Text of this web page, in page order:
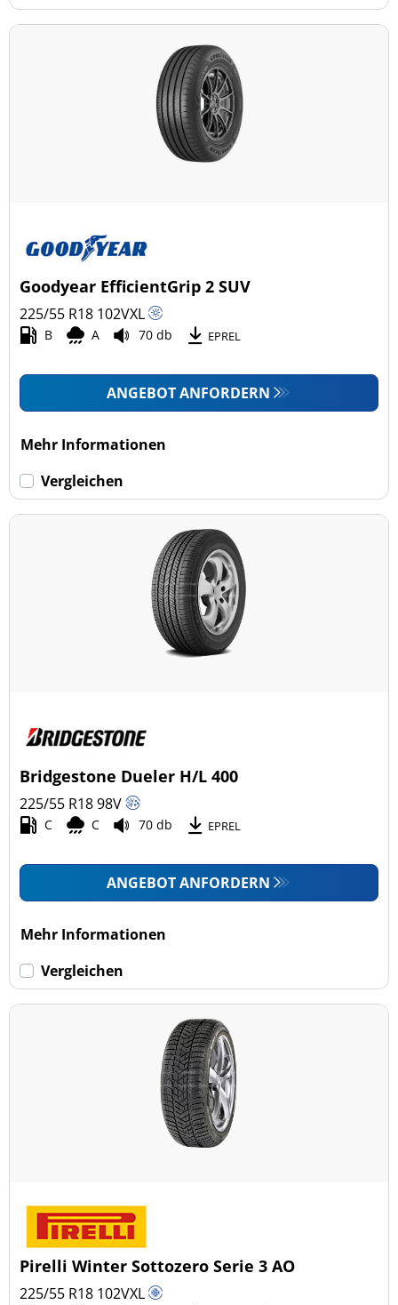
Goodyear EfficientGrip 2 SUV
225/55 R18 102VXL
B A 70 db EPREL
ANGEBOT ANFORDERN
Mehr Informationen
Vergleichen
Bridgestone Dueler H/L 400
225/55 R1898V
C C 70 db EPREL
ANGEBOT ANFORDERN
Mehr Informationen
Vergleichen
Pirelli Winter Sottozero Serie 3 AO
225/55 R18 102VXL